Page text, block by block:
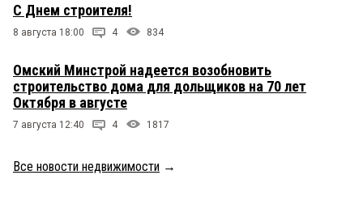
С Днем строителя!
8 августа 18:00 4 834
Омский Минстрой надеется возобновить
строительство дома для дольщиков на 70 лет
Октября в августе
7 августа 12:40 4 1817
Все новости недвижимости →